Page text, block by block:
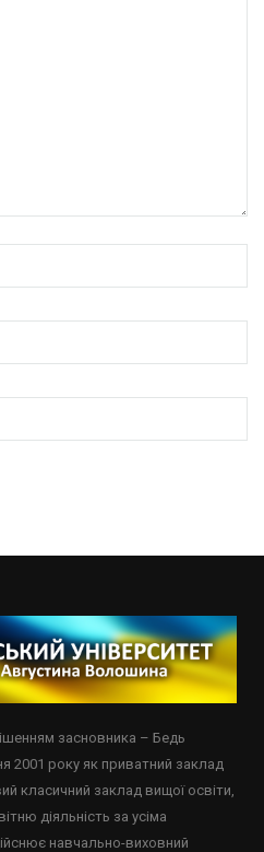
засновника – Бедь
2001 року як приватний заклад
класичний заклад вищої освіти,
діяльність за усіма
навчально-виховний